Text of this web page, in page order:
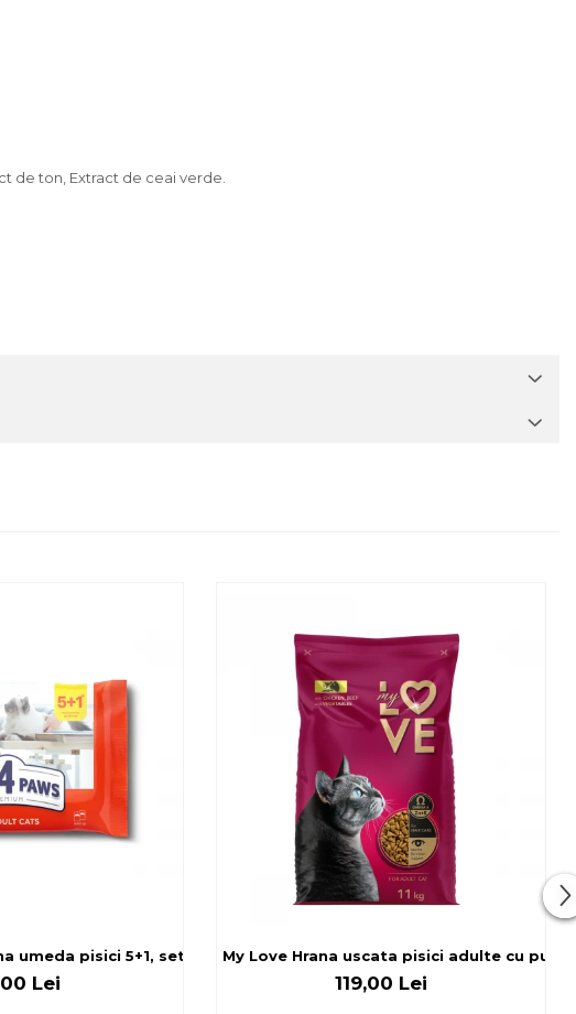
de ton, Extract de ceai verde.
0.34kg
umeda pisici 5+1, set 6x80 g
Lei
My Love Hrana uscata pisici adulte cu pui,
119,00 Lei